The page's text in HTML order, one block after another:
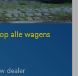
alle wagens
dealer